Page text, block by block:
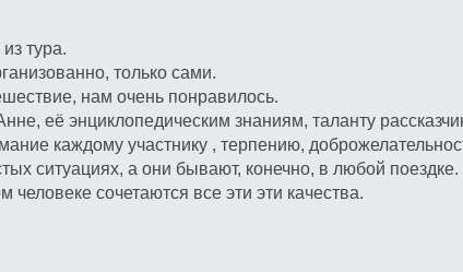
тура.
только сами.
нам очень понравилось.
её энциклопедическим знаниям, таланту
каждому участнику , терпению,
ситуациях, а они бывают, конечно, в любой поездке.
человеке сочетаются все эти эти качества.